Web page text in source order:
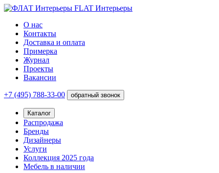
FLAT Интерьеры
О нас
Контакты
Доставка и оплата
Примерка
Журнал
Проекты
Вакансии
+7 (495) 788-33-00 обратный звонок
Каталог
Распродажа
Бренды
Дизайнеры
Услуги
Коллекция 2025 года
Мебель в наличии